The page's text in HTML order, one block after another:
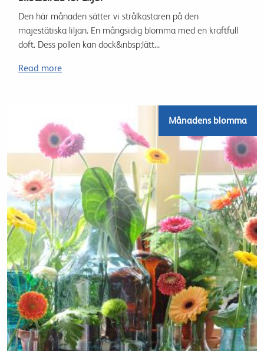
Den här månaden sätter vi strålkastaren på den
majestätiska liljan. En mångsidig blomma med en kraftfull
doft. Dess pollen kan dock&nbsp;lätt...
Read more
Månadens blomma